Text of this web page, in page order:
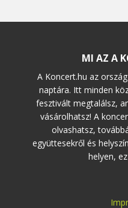
MI AZ A
A Koncert.hu az
naptára. Itt minden
fesztivált megtalálsz,
vásárolhatsz! A
olvashatsz,
együttesekről és
helyen,